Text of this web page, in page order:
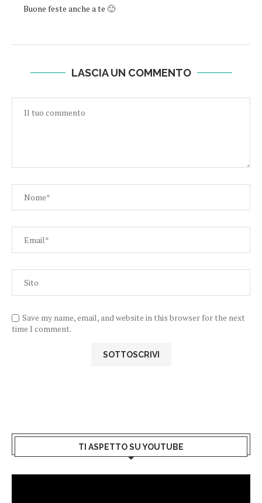
Buone feste anche a te 🙂
LASCIA UN COMMENTO
Save my name, email, and website in this browser for the next
time I comment.
TI ASPETTO SU YOUTUBE